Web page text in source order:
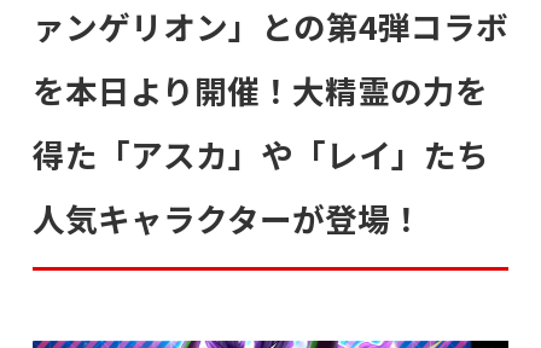
ァンゲリオン」との第4弾コラボ
を本日より開催！大精霊の力を
得た「アスカ」や「レイ」たち
人気キャラクターが登場！